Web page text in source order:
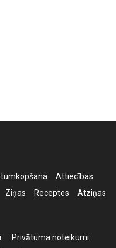
Attiecības
Ziņas Receptes
Atziņas
Privātuma noteikumi